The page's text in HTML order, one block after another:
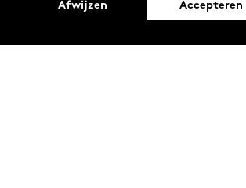
Afwijzen Accepteren